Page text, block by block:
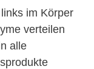
im Körper
verteilen
alle